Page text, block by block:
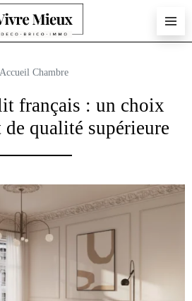
Accueil Chambre
français : un choix
de qualité supérieure